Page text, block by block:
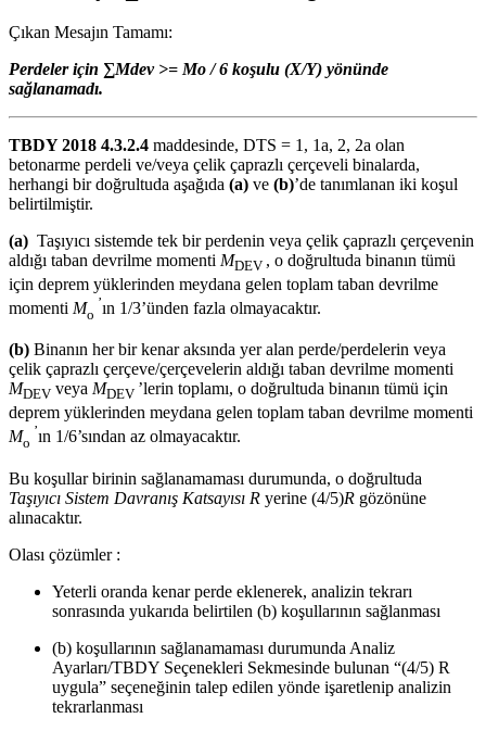
Çıkan Mesajın Tamamı:
Perdeler için ∑Mdev >= Mo / 6 koşulu (X/Y) yönünde
sağlanamadı.
TBDY 2018 4.3.2.4 maddesinde, DTS = 1, 1a, 2, 2a olan
betonarme perdeli ve/veya çelik çaprazlı çerçeveli binalarda,
herhangi bir doğrultuda aşağıda (a) ve (b)’de tanımlanan iki koşul
belirtilmiştir.
(a) Taşıyıcı sistemde tek bir perdenin veya çelik çaprazlı çerçevenin
aldığı taban devrilme momenti MDEV , o doğrultuda binanın tümü
için deprem yüklerinden meydana gelen toplam taban devrilme
momenti Mo
’ın 1/3’ünden fazla olmayacaktır.
(b) Binanın her bir kenar aksında yer alan perde/perdelerin veya
çelik çaprazlı çerçeve/çerçevelerin aldığı taban devrilme momenti
MDEV veya MDEV ’lerin toplamı, o doğrultuda binanın tümü için
deprem yüklerinden meydana gelen toplam taban devrilme momenti
Mo
’ın 1/6’sından az olmayacaktır.
Bu koşullar birinin sağlanamaması durumunda, o doğrultuda
Taşıyıcı Sistem Davranış Katsayısı R yerine (4/5)R gözönüne
alınacaktır.
Olası çözümler :
Yeterli oranda kenar perde eklenerek, analizin tekrarı
sonrasında yukarıda belirtilen (b) koşullarının sağlanması
(b) koşullarının sağlanamaması durumunda Analiz
Ayarları/TBDY Seçenekleri Sekmesinde bulunan “(4/5) R
uygula” seçeneğinin talep edilen yönde işaretlenip analizin
tekrarlanması